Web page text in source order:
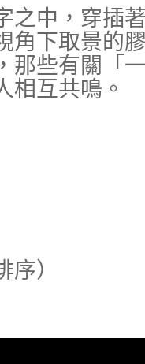
中，穿插著
角下取景的
那些有關「
相互共鳴。
）